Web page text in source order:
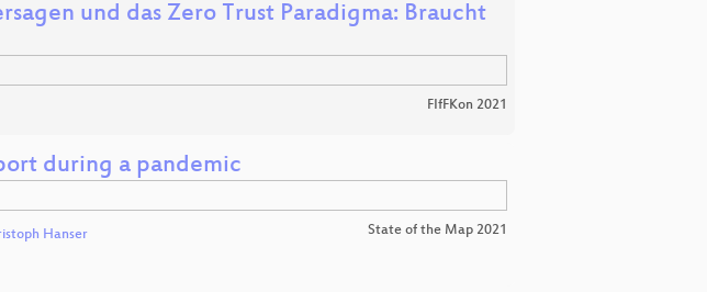
und das Zero Trust Paradigma: Braucht
FIfFKon 2021
during a pandemic
Hanser State of the Map 2021